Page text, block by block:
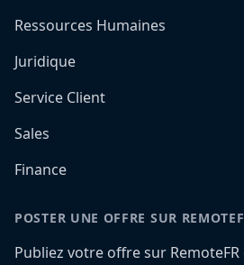
Ressources Humaines
Juridique
Service Client
Sales
Finance
POSTER UNE OFFRE SUR
Publiez votre offre sur